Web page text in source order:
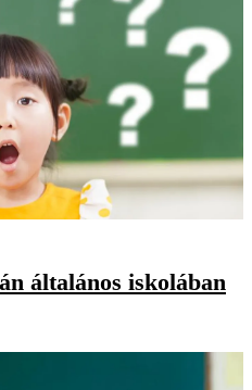
általános iskolában